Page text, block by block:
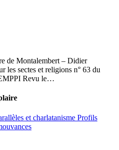
de Montalembert – Didier
les sectes et religions n° 63 du
Revu le…
et charlatanisme Profils